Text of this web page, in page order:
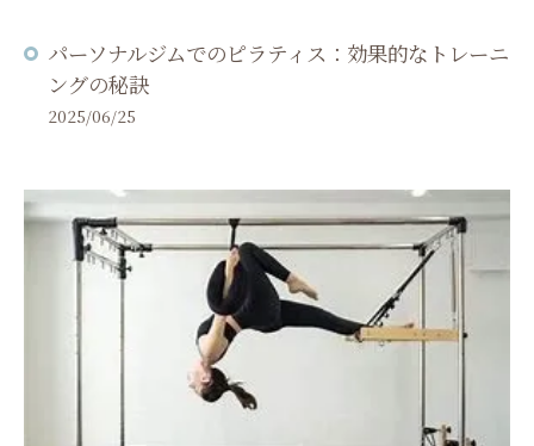
パーソナルジムでのピラティス：効果的なトレーニ
ングの秘訣
2025/06/25